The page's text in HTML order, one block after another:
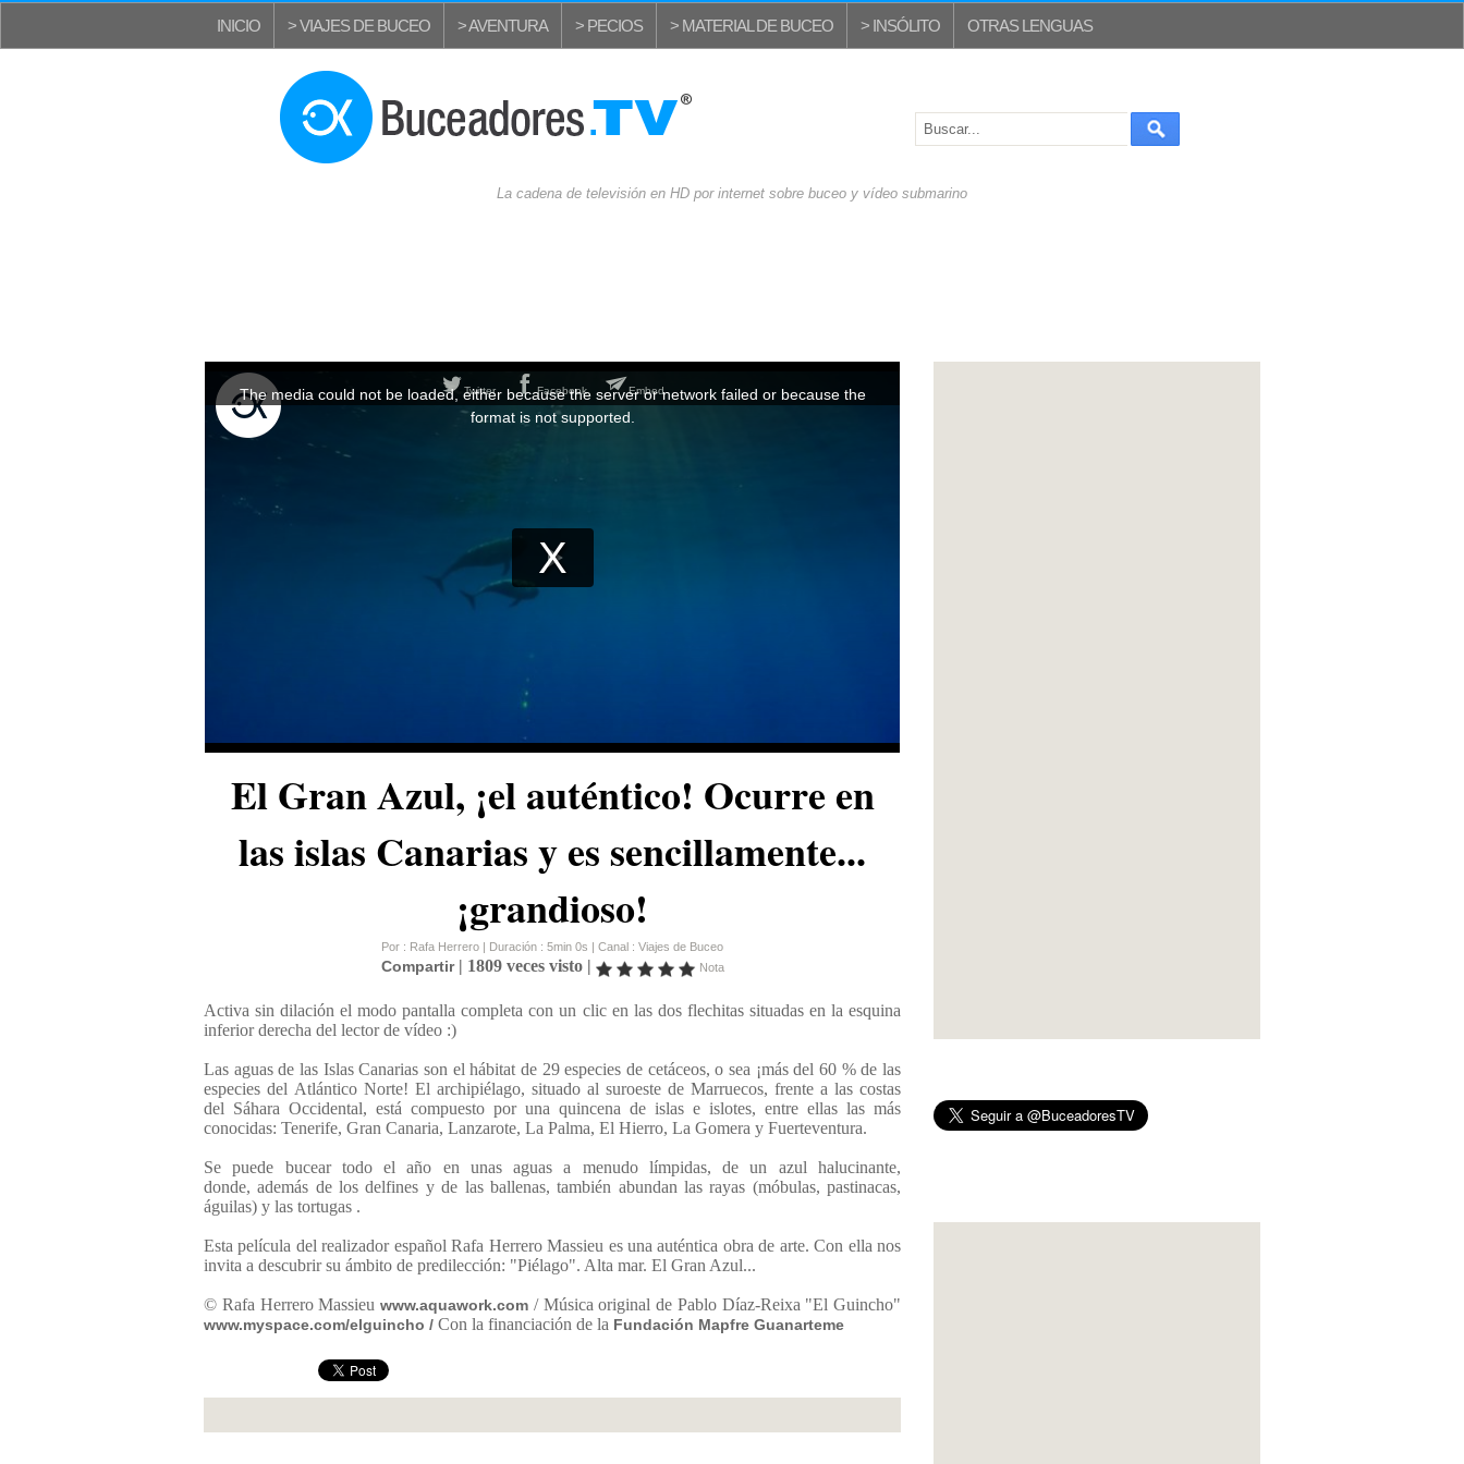
INICIO > VIAJES DE BUCEO > AVENTURA > PECIOS > MATERIAL DE BUCEO > INSÓLITO OTRAS LENGUAS
La cadena de televisión en HD por internet sobre buceo y vídeo submarino
El Gran Azul, ¡el auténtico! Ocurre en
las islas Canarias y es sencillamente...
¡grandioso!
Por : Rafa Herrero | Duración : 5min 0s | Canal : Viajes de Buceo
Compartir| 1809 veces visto | Nota
Activa sin dilación el modo pantalla completa con un clic en las dos flechitas situadas en la esquina
inferior derecha del lector de vídeo :)
Las aguas de las Islas Canarias son el hábitat de 29 especies de cetáceos, o sea ¡más del 60 % de las
especies del Atlántico Norte! El archipiélago, situado al suroeste de Marruecos, frente a las costas
del Sáhara Occidental, está compuesto por una quincena de islas e islotes, entre ellas las más
conocidas: Tenerife, Gran Canaria, Lanzarote, La Palma, El Hierro, La Gomera y Fuerteventura.
Se puede bucear todo el año en unas aguas a menudo límpidas, de un azul halucinante,
donde, además de los delfines y de las ballenas, también abundan las rayas (móbulas, pastinacas,
águilas) y las tortugas .
Esta película del realizador español Rafa Herrero Massieu es una auténtica obra de arte. Con ella nos
invita a descubrir su ámbito de predilección: "Piélago". Alta mar. El Gran Azul...
© Rafa Herrero Massieu www.aquawork.com / Música original de Pablo Díaz-Reixa "El Guincho"
www.myspace.com/elguincho / Con la financiación de la Fundación Mapfre Guanarteme